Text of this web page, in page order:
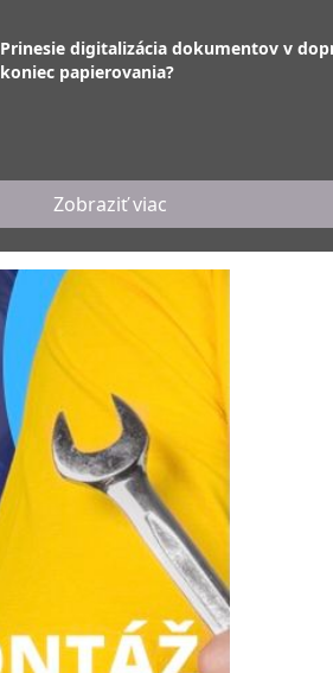
Prinesie digitalizácia dokumentov v
koniec papierovania?
Zobraziť viac